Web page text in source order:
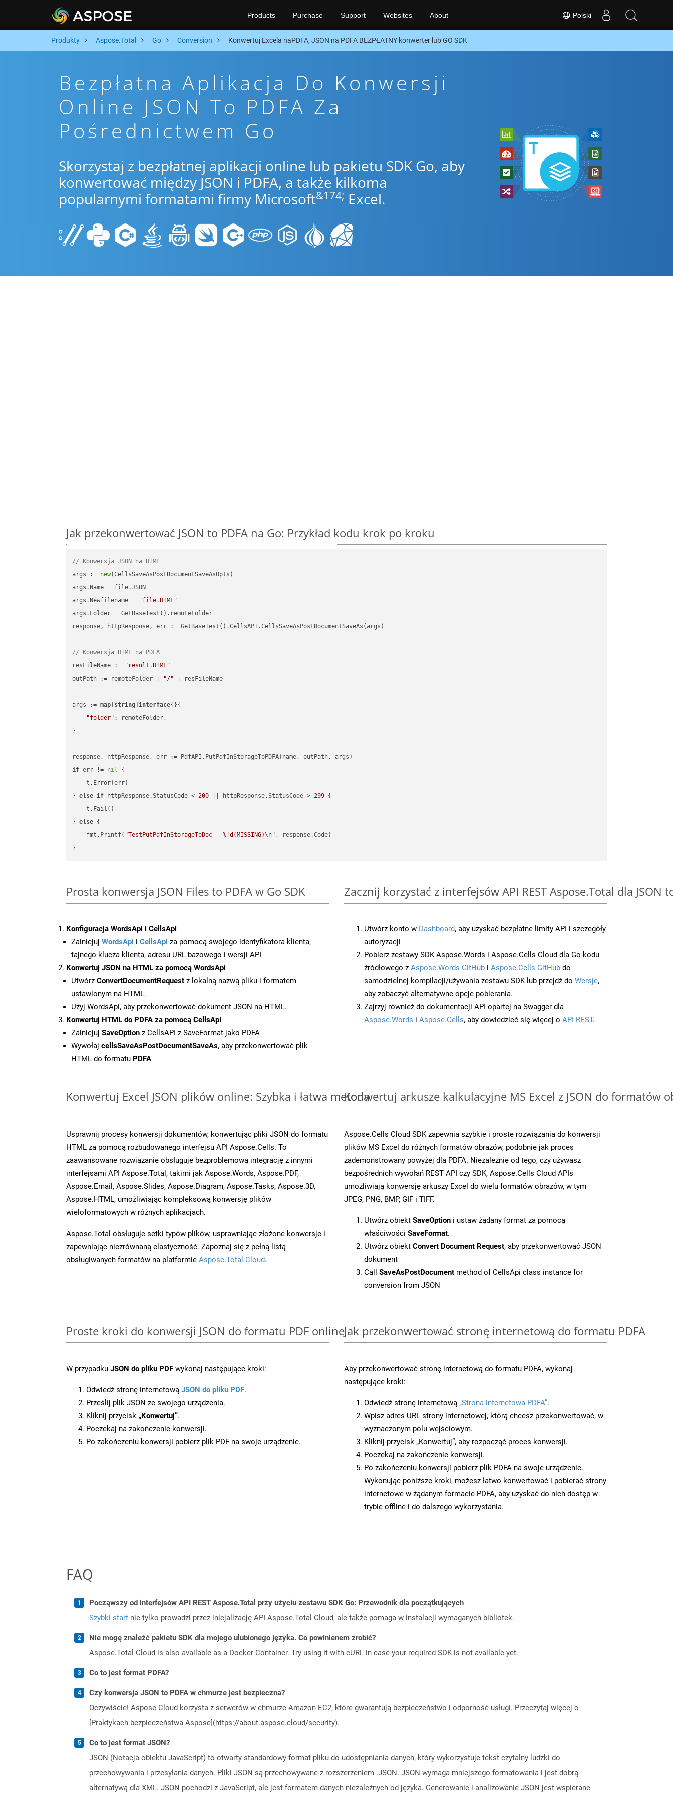
Polski
Products Purchase Support Websites About
Produkty Aspose.Total Go Conversion Konwertuj Excela naPDFA, JSON na PDFA BEZPŁATNY konwerter lub GO SDK
Bezpłatna Aplikacja Do Konwersji
Online JSON To PDFA Za
Pośrednictwem Go
Skorzystaj z bezpłatnej aplikacji online lub pakietu SDK Go, aby
konwertować między JSON i PDFA, a także kilkoma
popularnymi formatami firmy Microsoft&174; Excel.
Jak przekonwertować JSON to PDFA na Go: Przykład kodu krok po kroku
// Konwersja JSON na HTML
args := new(CellsSaveAsPostDocumentSaveAsOpts)
args.Name = file.JSON
args.Newfilename =
"file.HTML"
args.Folder = GetBaseTest().remoteFolder
response, httpResponse, err := GetBaseTest().CellsAPI.CellsSaveAsPostDocumentSaveAs(args)
// Konwersja HTML na PDFA
resFileName :=
"result.HTML"
outPath := remoteFolder +
"/" + resFileName
args := map string ]interface{}{
"folder" : remoteFolder,
}
if err != nil {
    t.Error(err)
} else if httpResponse.StatusCode < 200 || httpResponse.StatusCode > 299 {
    t.Fail()
} else {
    fmt.Printf(
"TestPutPdfInStorageToDoc - %!d(MISSING)\n" , response.Code)
Prosta konwersja JSON Files to PDFA w Go SDK
Konfiguracja WordsApi i CellsApi
Zainicjuj WordsApi i CellsApi za pomocą swojego identyfikatora klienta,
tajnego klucza klienta, adresu URL bazowego i wersji API
Konwertuj JSON na HTML za pomocą WordsApi
Utwórz ConvertDocumentRequest z lokalną nazwą pliku i formatem
ustawionym na HTML.
Użyj WordsApi, aby przekonwertować dokument JSON na HTML.
Konwertuj HTML do PDFA za pomocą CellsApi
Zainicjuj SaveOption z CellsAPI z SaveFormat jako PDFA
Wywołaj cellsSaveAsPostDocumentSaveAs, aby przekonwertować plik
HTML do formatu PDFA
Zacznij korzystać z interfejsów API REST Aspose.Total dla JSON
Utwórz konto w Dashboard, aby uzyskać bezpłatne limity API i szczegóły
autoryzacji
Pobierz zestawy SDK Aspose.Words i Aspose.Cells Cloud dla Go kodu
źródłowego z Aspose.Words GitHub i Aspose.Cells GitHub do
samodzielnej kompilacji/używania zestawu SDK lub przejdź do Wersje,
aby zobaczyć alternatywne opcje pobierania.
Zajrzyj również do dokumentacji API opartej na Swagger dla
Aspose.Words i Aspose.Cells, aby dowiedzieć się więcej o API REST.
Konwertuj Excel JSON plików online: Szybka i łatwa metoda
Usprawnij procesy konwersji dokumentów, konwertując pliki JSON do formatu
HTML za pomocą rozbudowanego interfejsu API Aspose.Cells. To
zaawansowane rozwiązanie obsługuje bezproblemową integrację z innymi
interfejsami API Aspose.Total, takimi jak Aspose.Words, Aspose.PDF,
Aspose.Email, Aspose.Slides, Aspose.Diagram, Aspose.Tasks, Aspose.3D,
Aspose.HTML, umożliwiając kompleksową konwersję plików
wieloformatowych w różnych aplikacjach.
Aspose.Total obsługuje setki typów plików, usprawniając złożone konwersje i
zapewniając niezrównaną elastyczność. Zapoznaj się z pełną listą
obsługiwanych formatów na platformie Aspose.Total Cloud.
Konwertuj arkusze kalkulacyjne MS Excel z JSON do formatów
Aspose.Cells Cloud SDK zapewnia szybkie i proste rozwiązania do konwersji
plików MS Excel do różnych formatów obrazów, podobnie jak proces
zademonstrowany powyżej dla PDFA. Niezależnie od tego, czy używasz
bezpośrednich wywołań REST API czy SDK, Aspose.Cells Cloud APIs
umożliwiają konwersję arkuszy Excel do wielu formatów obrazów, w tym
JPEG, PNG, BMP, GIF i TIFF.
Utwórz obiekt SaveOption i ustaw żądany format za pomocą
właściwości SaveFormat.
Utwórz obiekt Convert Document Request, aby przekonwertować JSON
dokument
Call SaveAsPostDocument method of CellsApi class instance for
conversion from JSON
Proste kroki do konwersji JSON do formatu PDF online
W przypadku JSON do pliku PDF wykonaj następujące kroki:
Odwiedź stronę internetową JSON do pliku PDF.
Prześlij plik JSON ze swojego urządzenia.
Kliknij przycisk „Konwertuj”.
Poczekaj na zakończenie konwersji.
Po zakończeniu konwersji pobierz plik PDF na swoje urządzenie.
Jak przekonwertować stronę internetową do formatu PDFA
Aby przekonwertować stronę internetową do formatu PDFA, wykonaj
następujące kroki:
Odwiedź stronę internetową „Strona internetowa PDFA”.
Wpisz adres URL strony internetowej, którą chcesz przekonwertować, w
wyznaczonym polu wejściowym.
Kliknij przycisk „Konwertuj”, aby rozpocząć proces konwersji.
Poczekaj na zakończenie konwersji.
Po zakończeniu konwersji pobierz plik PDFA na swoje urządzenie.
Wykonując poniższe kroki, możesz łatwo konwertować i pobierać strony
internetowe w żądanym formacie PDFA, aby uzyskać do nich dostęp w
trybie offline i do dalszego wykorzystania.
FAQ
Począwszy od interfejsów API REST Aspose.Total przy użyciu zestawu SDK Go: Przewodnik dla początkujących
Szybki start nie tylko prowadzi przez inicjalizację API Aspose.Total Cloud, ale także pomaga w instalacji wymaganych bibliotek.
Nie mogę znaleźć pakietu SDK dla mojego ulubionego języka. Co powinienem zrobić?
Aspose.Total Cloud is also available as a Docker Container. Try using it with cURL in case your required SDK is not available yet.
Co to jest format PDFA?
Czy konwersja JSON to PDFA w chmurze jest bezpieczna?
Oczywiście! Aspose Cloud korzysta z serwerów w chmurze Amazon EC2, które gwarantują bezpieczeństwo i odporność usługi. Przeczytaj więcej o
[Praktykach bezpieczeństwa Aspose](https://about.aspose.cloud/security).
Co to jest format JSON?
JSON (Notacja obiektu JavaScript) to otwarty standardowy format pliku do udostępniania danych, który wykorzystuje tekst czytalny ludzki do
przechowywania i przesyłania danych. Pliki JSON są przechowywane z rozszerzeniem .JSON. JSON wymaga mniejszego formatowania i jest dobrą
alternatywą dla XML. JSON pochodzi z JavaScript, ale jest formatem danych niezależnych od języka. Generowanie i analizowanie JSON jest wspierane